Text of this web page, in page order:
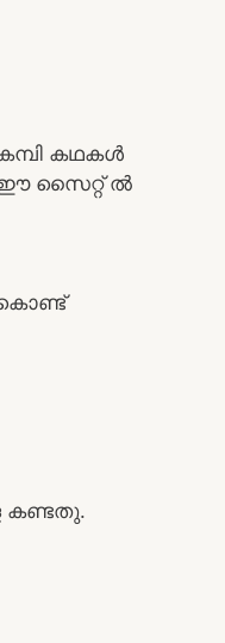
കഥകൾ
ഈ സൈറ്റ് ൽ
കണ്ടതു.